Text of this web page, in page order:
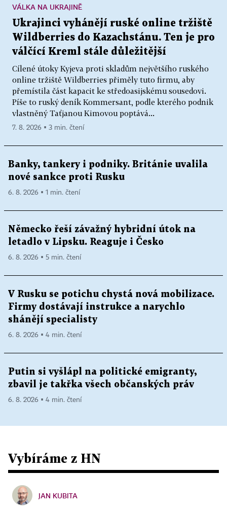
Ukrajinci vyhánějí ruské online tržiště
Wildberries do Kazachstánu. Ten je pro
válčící Kreml stále důležitější
Cílené útoky Kyjeva proti skladům největšího ruského
online tržiště Wildberries přiměly tuto firmu, aby
přemístila část kapacit ke středoasijskému sousedovi.
Píše to ruský deník Kommersant, podle kterého podnik
vlastněný Taťjanou Kimovou poptává...
VÁLKA NA UKRAJINĚ
7. 8. 2026 ▪ 3 min. čtení
Banky, tankery i podniky. Británie uvalila
nové sankce proti Rusku
6. 8. 2026 ▪ 1 min. čtení
Německo řeší závažný hybridní útok na
letadlo v Lipsku. Reaguje i Česko
6. 8. 2026 ▪ 5 min. čtení
V Rusku se potichu chystá nová mobilizace.
Firmy dostávají instrukce a narychlo
shánějí specialisty
6. 8. 2026 ▪ 4 min. čtení
Putin si vyšlápl na politické emigranty,
zbavil je takřka všech občanských práv
6. 8. 2026 ▪ 4 min. čtení
Vybíráme z HN
JAN KUBITA